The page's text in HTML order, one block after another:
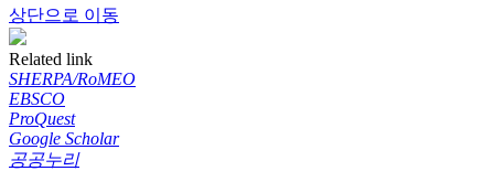
상단으로 이동
Related link
SHERPA/RoMEO
EBSCO
ProQuest
Google Scholar
공공누리